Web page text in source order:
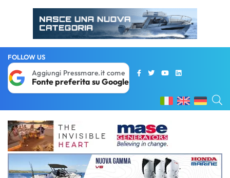
FOLLOW US
Aggiungi Pressmare.it come
Fonte preferita su Google